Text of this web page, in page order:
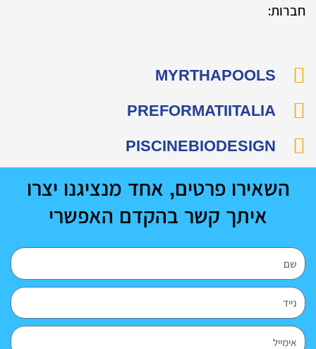
חברות:
MYRTHAPOOLS
PREFORMATIITALIA
PISCINEBIODESIGN
השאירו פרטים, אחד מנציגנו יצרו
איתך קשר בהקדם האפשרי
שם
נייד
אימייל